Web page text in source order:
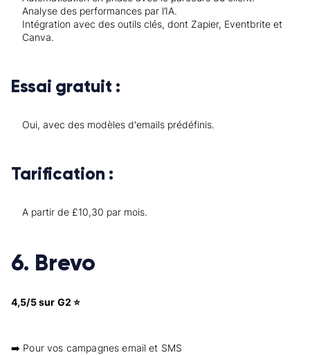
Analyse des performances par l’IA.
Intégration avec des outils clés, dont Zapier, Eventbrite et
Canva.
Essai gratuit :
Oui, avec des modèles d'emails prédéfinis.
Tarification :
A partir de £10,30 par mois.
6. Brevo
4,5/5 sur G2 ⭐
➡️ Pour vos campagnes email et SMS